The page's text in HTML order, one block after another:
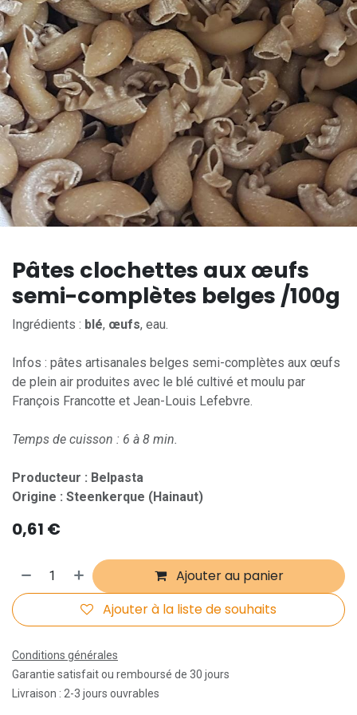
Pâtes clochettes aux œufs
semi-complètes belges /100g
Ingrédients : blé, œufs, eau.
Infos : pâtes artisanales belges semi-complètes aux œufs
de plein air produites avec le blé cultivé et moulu par
François Francotte et Jean-Louis Lefebvre.
Temps de cuisson : 6 à 8 min.
Producteur : Belpasta
Origine : Steenkerque (Hainaut)
0,61 €
Ajouter au panier
Ajouter à la liste de souhaits
Conditions générales
Garantie satisfait ou remboursé de 30 jours
Livraison : 2-3 jours ouvrables